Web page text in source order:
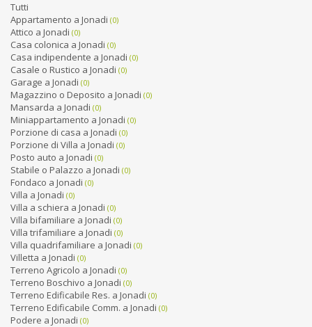
Tutti
Appartamento a Jonadi (0)
Attico a Jonadi (0)
Casa colonica a Jonadi (0)
Casa indipendente a Jonadi (0)
Casale o Rustico a Jonadi (0)
Garage a Jonadi (0)
Magazzino o Deposito a Jonadi (0)
Mansarda a Jonadi (0)
Miniappartamento a Jonadi (0)
Porzione di casa a Jonadi (0)
Porzione di Villa a Jonadi (0)
Posto auto a Jonadi (0)
Stabile o Palazzo a Jonadi (0)
Fondaco a Jonadi (0)
Villa a Jonadi (0)
Villa a schiera a Jonadi (0)
Villa bifamiliare a Jonadi (0)
Villa trifamiliare a Jonadi (0)
Villa quadrifamiliare a Jonadi (0)
Villetta a Jonadi (0)
Terreno Agricolo a Jonadi (0)
Terreno Boschivo a Jonadi (0)
Terreno Edificabile Res. a Jonadi (0)
Terreno Edificabile Comm. a Jonadi (0)
Podere a Jonadi (0)